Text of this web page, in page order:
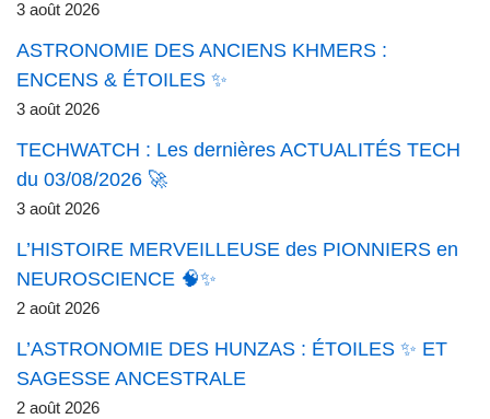
3 août 2026
ASTRONOMIE DES ANCIENS KHMERS :
ENCENS & ÉTOILES ✨
3 août 2026
TECHWATCH : Les dernières ACTUALITÉS TECH
du 03/08/2026 🚀
3 août 2026
L’HISTOIRE MERVEILLEUSE des PIONNIERS en
NEUROSCIENCE 🧠✨
2 août 2026
L’ASTRONOMIE DES HUNZAS : ÉTOILES ✨ ET
SAGESSE ANCESTRALE
2 août 2026